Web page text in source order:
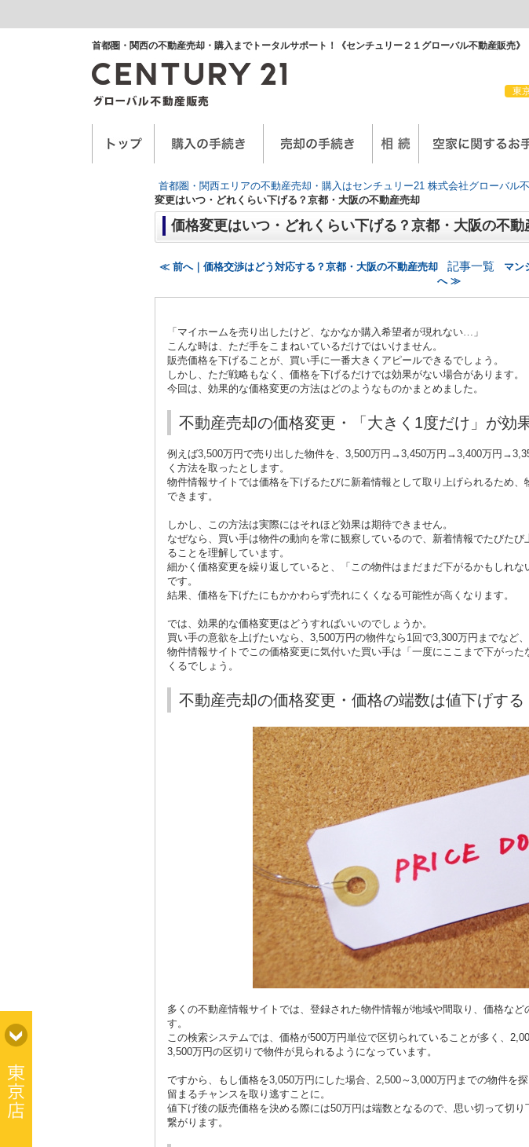
首都圏・関西の不動産売却・購入までトータルサポート！《センチュリー２１グローバル不動産販売》
東
首都圏・関西エリアの不動産売却・購入はセンチュリー21 株式会社グローバル
変更はいつ・どれくらい下げる？京都・大阪の不動産売却
価格変更はいつ・どれくらい下げる？京都・大阪の不動
≪ 前へ｜価格交渉はどう対応する？京都・大阪の不動産売却 記事一覧
マン
へ ≫
「マイホームを売り出したけど、なかなか購入希望者が現れない…」
こんな時は、ただ手をこまねいているだけではいけません。
販売価格を下げることが、買い手に一番大きくアピールできるでしょう。
しかし、ただ戦略もなく、価格を下げるだけでは効果がない場合があります。
今回は、効果的な価格変更の方法はどのようなものかまとめました。
不動産売却の価格変更・「大きく1度だけ」が効
例えば3,500万円で売り出した物件を、 3,500万円→3,450万円→3,400万円→
く方法を取ったとします。
物件情報サイトでは価格を下げるたびに新着情報として取り上げられるため
できます。
しかし、この方法は実際にはそれほど効果は期待できません。
なぜなら、買い手は物件の動向を常に観察しているので、新着情報でたびた
ることを理解しています。
細かく価格変更を繰り返していると、「この物件はまだまだ下がるかもしれ
です。
結果、価格を下げたにもかかわらず売れにくくなる可能性が高くなります。
では、効果的な価格変更はどうすればいいのでしょうか。
買い手の意欲を上げたいなら、 3,500万円の物件なら 1回で3,300万円までなど
物件情報サイトでこの価格変更に気付いた買い手は「一度にここまで下がっ
くるでしょう。
不動産売却の価格変更・価格の端数は値下げする
多くの不動産情報サイトでは、登録された物件情報が地域や間取り、価格な
す。
この検索システムでは、価格が500万円単位で区切られていることが多く、
3,500万円の区切りで物件が見られるようになっています。
ですから、もし価格を3,050万円にした場合、 2,500～ 3,000万円までの物件を
留まるチャンスを取り逃すことに。
値下げ後の販売価格を決める際には50万円は端数となるので、思い切って切
繋がります。